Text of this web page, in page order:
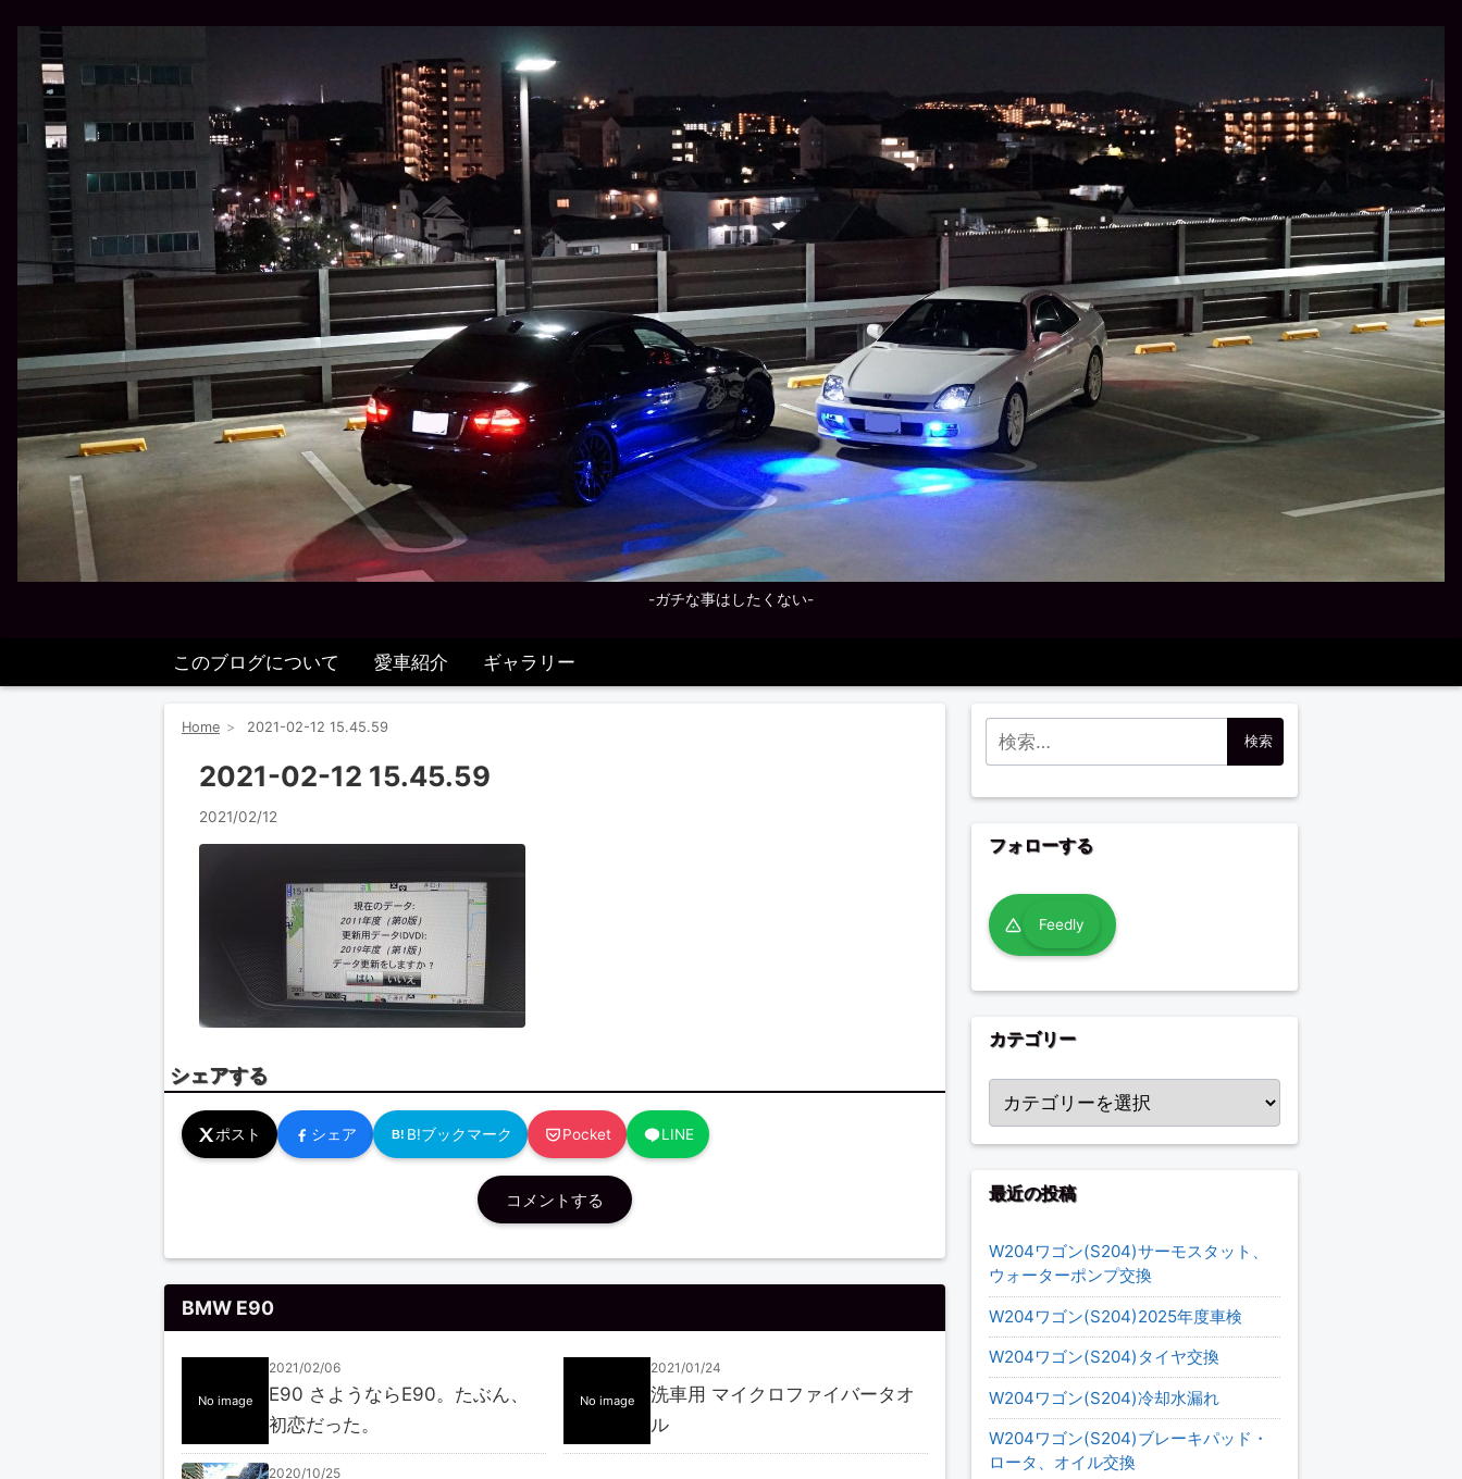
-ガチな事はしたくない-
このブログについて 愛車紹介 ギャラリー
Home 2021-02-12 15.45.59
2021-02-12 15.45.59
2021/02/12
シェアする
ポスト シェア B! B!ブックマーク Pocket LINE
コメントする
BMW E90
No image
2021/02/06
E90 さようならE90。たぶん、
初恋だった。
No image
2021/01/24
洗車用 マイクロファイバータオ
ル
2020/10/25
検索:
フォローする
Feedly
カテゴリー
カテゴリー
最近の投稿
W204ワゴン(S204)サーモスタット、
ウォーターポンプ交換
W204ワゴン(S204)2025年度車検
W204ワゴン(S204)タイヤ交換
W204ワゴン(S204)冷却水漏れ
W204ワゴン(S204)ブレーキパッド・
ロータ、オイル交換